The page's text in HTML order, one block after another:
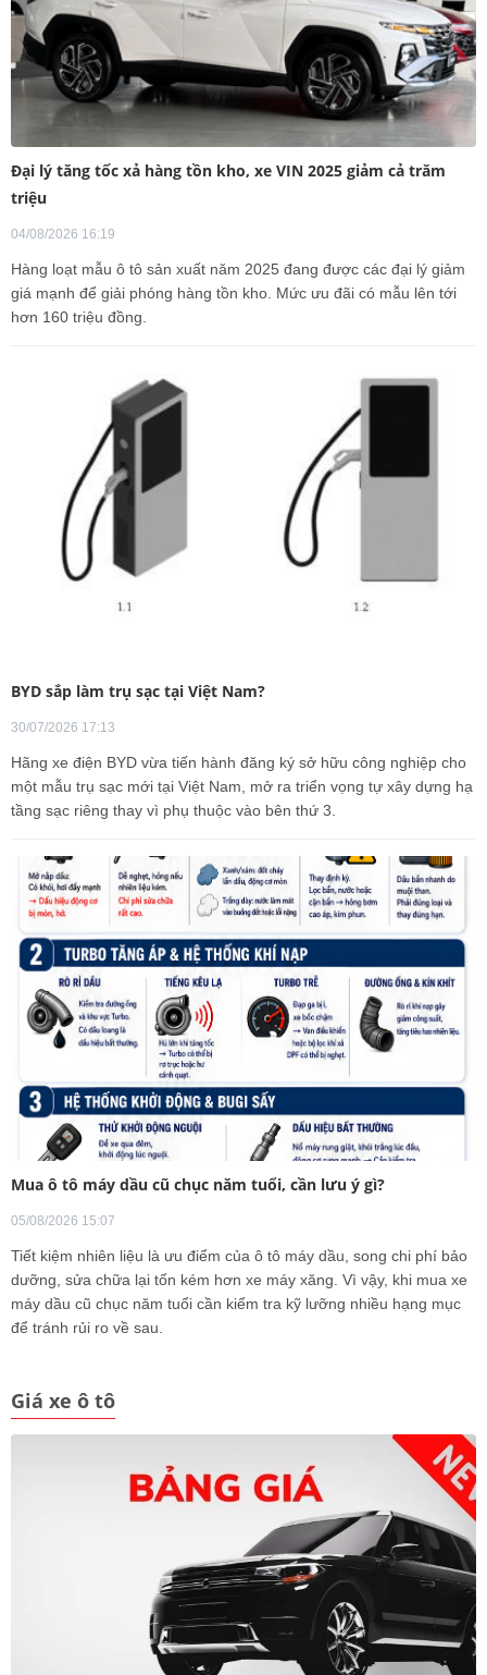
Đại lý tăng tốc xả hàng tồn kho, xe VIN 2025 giảm cả trăm
triệu
04/08/2026 16:19
Hàng loạt mẫu ô tô sản xuất năm 2025 đang được các đại lý giảm
giá mạnh để giải phóng hàng tồn kho. Mức ưu đãi có mẫu lên tới
hơn 160 triệu đồng.
BYD sắp làm trụ sạc tại Việt Nam?
30/07/2026 17:13
Hãng xe điện BYD vừa tiến hành đăng ký sở hữu công nghiệp cho
một mẫu trụ sạc mới tại Việt Nam, mở ra triển vọng tự xây dựng hạ
tầng sạc riêng thay vì phụ thuộc vào bên thứ 3.
Mua ô tô máy dầu cũ chục năm tuổi, cần lưu ý gì?
05/08/2026 15:07
Tiết kiệm nhiên liệu là ưu điểm của ô tô máy dầu, song chi phí bảo
dưỡng, sửa chữa lại tốn kém hơn xe máy xăng. Vì vậy, khi mua xe
máy dầu cũ chục năm tuổi cần kiểm tra kỹ lưỡng nhiều hạng mục
để tránh rủi ro về sau.
Giá xe ô tô